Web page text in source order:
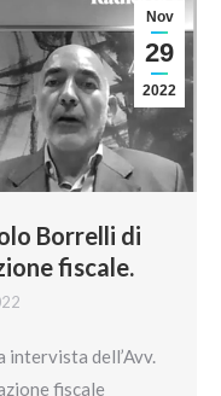
Borrelli di
fiscale.
Nov
29
2022
intervista dell’Avv.
fiscale